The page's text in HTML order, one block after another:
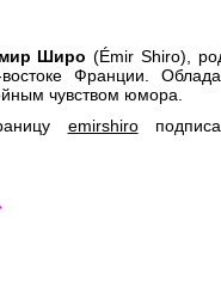
Широ (Émir Shiro),
Франции.
чувством юмора.
emirshiro